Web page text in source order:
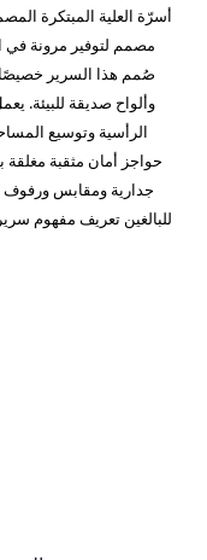
أسرّة العلية المبتكرة
مصمم لتوفير مرونة في
صُمم هذا السرير خصيصًا
وألواح صديقة للبيئة.
الرأسية وتوسيع
حواجز أمان مثقبة مغلقة
جدارية ومقابس ورفوف
للبالغين تعريف مفهوم سرير